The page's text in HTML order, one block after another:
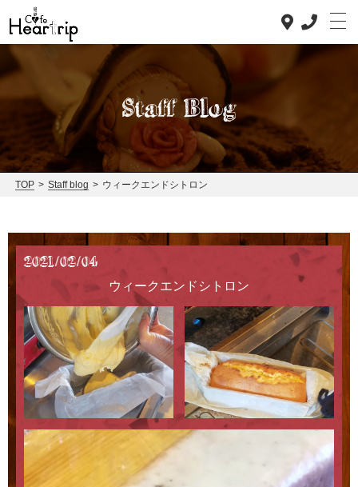
Top
Concept
Dinner
News
Staff blog
Access
Staff Blog
TOP > Staff blog > ウィークエンドシトロン
2021/02/04
ウィークエンドシトロン